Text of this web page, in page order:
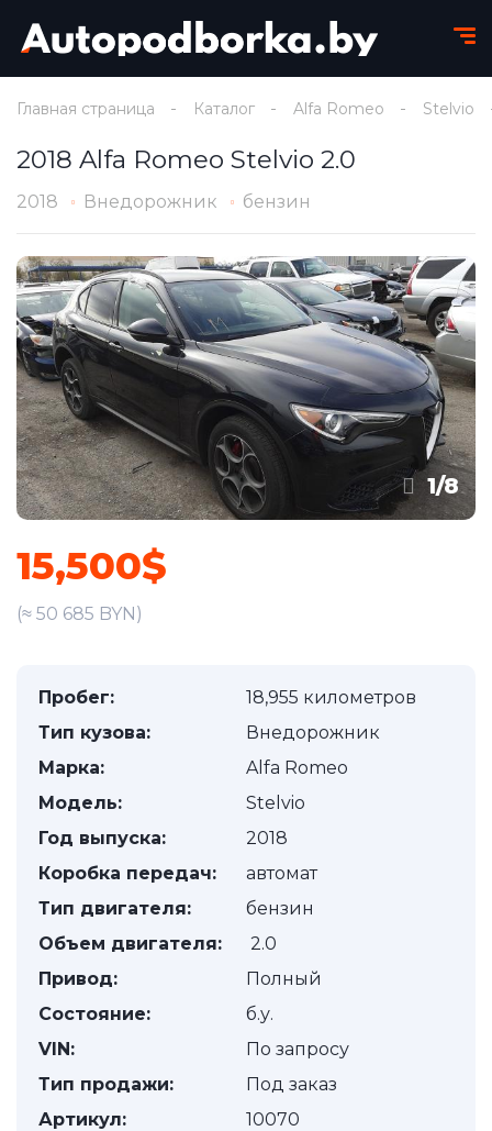
Главная страница Каталог Alfa Romeo Stelvio
2018 Alfa Romeo Stelvio 2.0
2018 Внедорожник бензин
1/8
15,500$
(≈ 50 685 BYN)
Пробег:
18,955 километров
Тип кузова:
Внедорожник
Марка:
Alfa Romeo
Модель:
Stelvio
Год выпуска:
2018
Коробка передач:
автомат
Тип двигателя:
бензин
Объем двигателя:
2.0
Привод:
Полный
Состояние:
б.у.
VIN:
По запросу
Тип продажи:
Под заказ
Артикул:
10070